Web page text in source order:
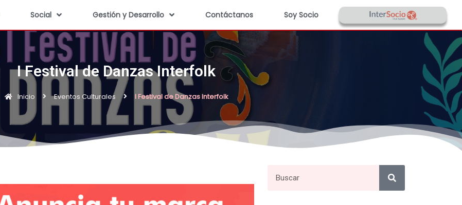
Social Gestión y Desarrollo Contáctanos Soy Socio
I Festival de Danzas Interfolk
Inicio Eventos Culturales I Festival de Danzas Interfolk